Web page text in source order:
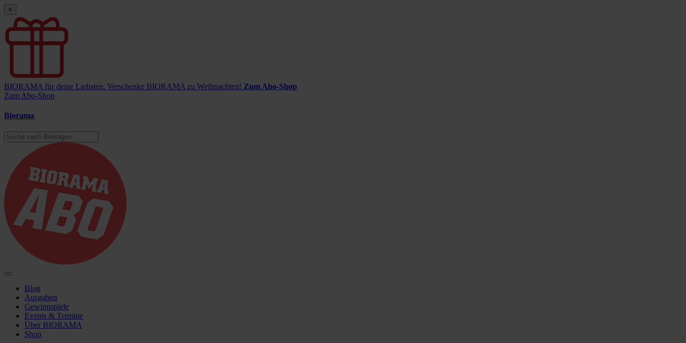
×
BIORAMA für deine Liebsten. Verschenke BIORAMA zu Weihnachten! Zum Abo-Shop
Zum Abo-Shop
Biorama
Blog
Ausgaben
Gewinnspiele
Events & Termine
Über BIORAMA
Shop